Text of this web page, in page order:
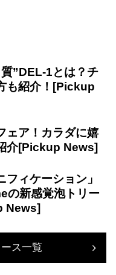
”DEL-1とは？チ
も紹介！
ェア！カラダに嬉
介
ィケーション」
の新感覚泡トリー
ス一覧